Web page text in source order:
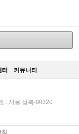
터 커뮤니티
: 서울 성북-00320
침